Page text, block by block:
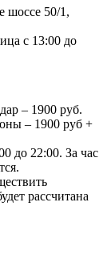
шоссе 50/1,
с 13:00 до
– 1900 руб.
– 1900 руб +
до 22:00. За час
рассчитана